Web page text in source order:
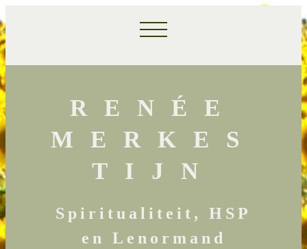
RENÉE
MERKES
TIJN
Spiritualiteit, HSP
en Lenormand